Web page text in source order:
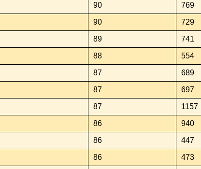
90 769
90 729
89 741
88 554
87 689
87 697
87 1157
86 940
86 447
86 473